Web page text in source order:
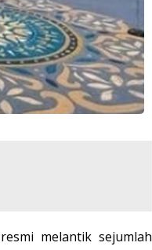
melantik sejumlah